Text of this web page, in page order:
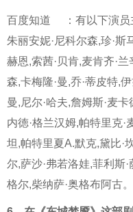
百度知道
：有以下演
朱丽安妮·尼科尔森,珍·斯
赫恩,索茜·贝肯,麦肯齐·
森,卡梅隆·曼,乔·蒂皮特,
曼,尼尔·哈夫,詹姆斯·麦
内徳·格兰汉姆,帕特里克·
坦,帕特里夏A.默克,黛比·
尔,萨沙·弗若洛娃,菲利斯
格尔,柴纳萨·奥格布阿古。